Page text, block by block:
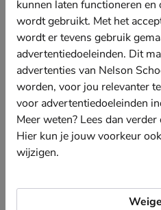
Uitgevoerd in stevig
doorademing en houdt de
Gevoerd met textiel en
hielkap voor meer
Voorzien van een
optimale demping bij
steunzolen, ook dan is
Afgewerkt met rubberen
Specificaties
kunnen laten functioneren en
wordt gebruikt. Met het
wordt er tevens gebruik
advertentiedoeleinden. Dit
advertenties van Nelson
worden, voor jou relevanter
voor advertentiedoeleinden
Meer weten? Lees dan verder
Hier kun je jouw voorkeur
wijzigen.